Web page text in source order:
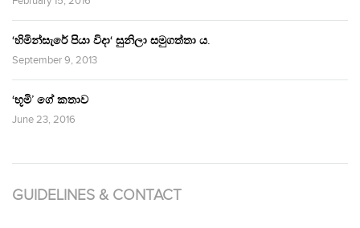
‘හිමින්සැරේ පියා විදා‘ සුනිලා සමුගත්තා ය.
September 9, 2013
‘භූමි’ ගේ කතාව
June 23, 2016
GUIDELINES & CONTACT